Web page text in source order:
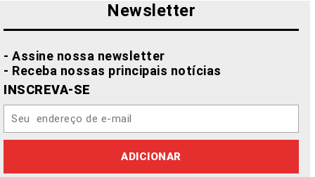
Newsletter
- Assine nossa newsletter
- Receba nossas principais notícias
INSCREVA-SE
ADICIONAR